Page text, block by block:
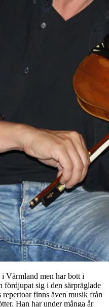
Värmland men har bott i
fördjupat sig i den särpräglade
finns även musik från
Han har under många år